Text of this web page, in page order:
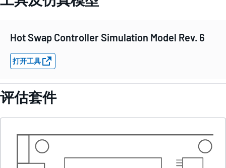
Hot Swap Controller Simulation Model Rev. 6
打开工具
评估套件